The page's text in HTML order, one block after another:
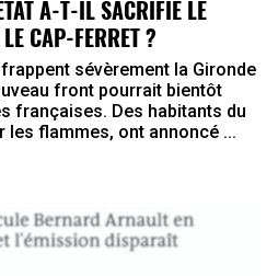
A-T-IL SACRIFIÉ LE
CAP-FERRET ?
sévèrement la Gironde
front pourrait bientôt
françaises. Des habitants du
les flammes, ont annoncé ...